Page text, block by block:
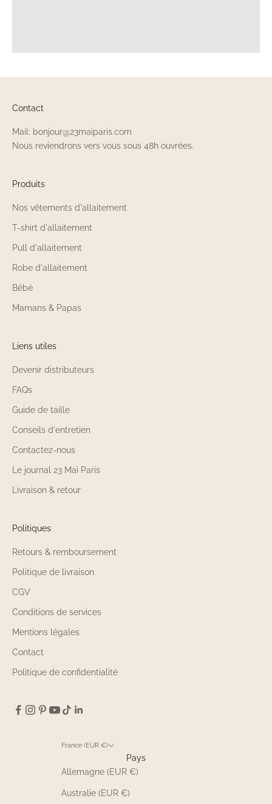
Contact
Mail: bonjour@23maiparis.com
Nous reviendrons vers vous sous 48h ouvrées.
Produits
Nos vêtements d'allaitement
T-shirt d'allaitement
Pull d'allaitement
Robe d'allaitement
Bébé
Mamans & Papas
Liens utiles
Devenir distributeurs
FAQs
Guide de taille
Conseils d'entretien
Contactez-nous
Le journal 23 Mai Paris
Livraison & retour
Politiques
Retours & remboursement
Politique de livraison
CGV
Conditions de services
Mentions légales
Contact
Politique de confidentialité
France (EUR €)
Pays
Allemagne (EUR €)
Australie (EUR €)